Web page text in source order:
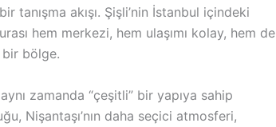
tanışma akışı. Şişli’nin İstanbul içindeki
hem merkezi, hem ulaşımı kolay, hem de
bir bölge.
zamanda “çeşitli” bir yapıya sahip
Nişantaşı’nın daha seçici atmosferi,